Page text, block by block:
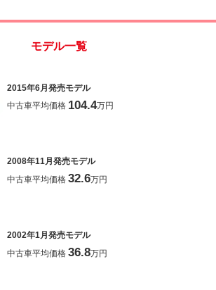
モデル一覧
2015年6月発売モデル
中古車平均価格 104.4万円
2008年11月発売モデル
中古車平均価格 32.6万円
2002年1月発売モデル
中古車平均価格 36.8万円